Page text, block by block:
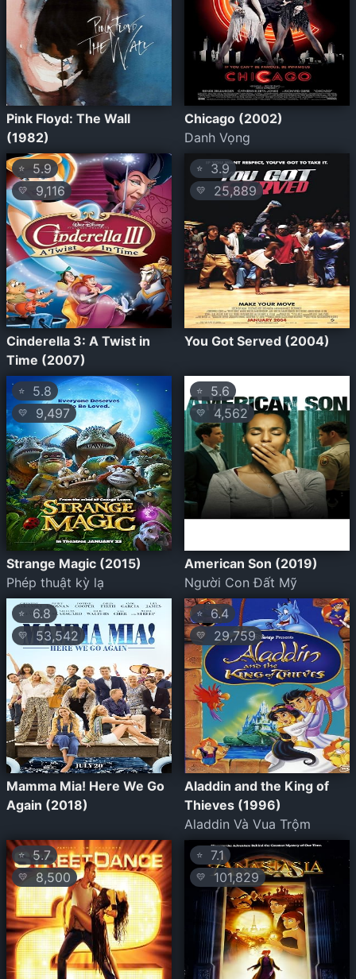
Pink Floyd: The Wall
(1982)
Chicago (2002)
Danh Vọng
⭐ 5.9
💛 9,116
Cinderella 3: A Twist in
Time (2007)
⭐ 3.9
💛 25,889
You Got Served (2004)
⭐ 5.8
💛 9,497
Strange Magic (2015)
Phép thuật kỳ lạ
⭐ 5.6
💛 4,562
American Son (2019)
Người Con Đất Mỹ
⭐ 6.8
💛 53,542
Mamma Mia! Here We Go
Again (2018)
⭐ 6.4
💛 29,759
Aladdin and the King of
Thieves (1996)
Aladdin Và Vua Trộm
⭐5.7
💛 8,500
⭐ 7.1
💛 101,829